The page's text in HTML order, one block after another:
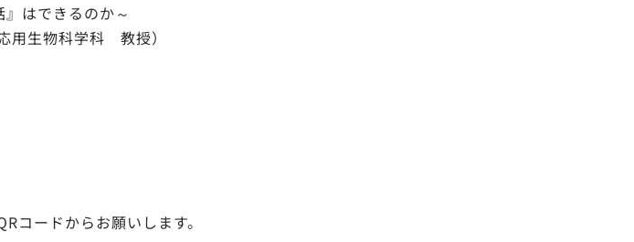
はできるのか～
用生物科学科 教授）
コードからお願いします。